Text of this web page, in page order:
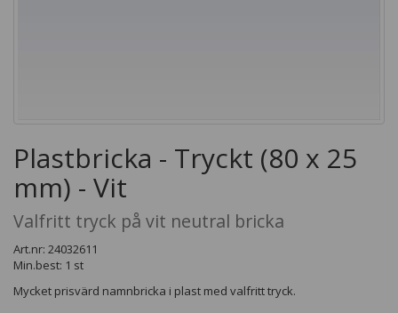
Plastbricka - Tryckt (80 x 25
mm) - Vit
Valfritt tryck på vit neutral bricka
Art.nr: 24032611
Min.best: 1 st
Mycket prisvärd namnbricka i plast med valfritt tryck.